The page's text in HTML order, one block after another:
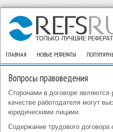
ГЛАВНАЯ НОВЫЕ РЕФЕРАТЫ
Вопросы правоведения
Сторонами в договоре являются
качестве работодателя могут
юридическими лицами.
Содержание трудового договора